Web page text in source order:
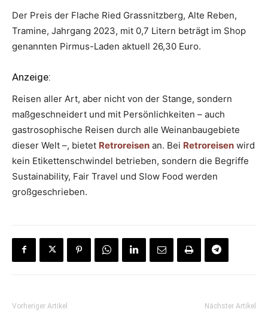
Der Preis der Flache Ried Grassnitzberg, Alte Reben,
Tramine, Jahrgang 2023, mit 0,7 Litern beträgt im Shop
genannten Pirmus-Laden aktuell 26,30 Euro.
Anzeige:
Reisen aller Art, aber nicht von der Stange, sondern
maßgeschneidert und mit Persönlichkeiten – auch
gastrosophische Reisen durch alle Weinanbaugebiete
dieser Welt –, bietet Retroreisen an. Bei Retroreisen wird
kein Etikettenschwindel betrieben, sondern die Begriffe
Sustainability, Fair Travel und Slow Food werden
großgeschrieben.
Vorheriger Artikel Nächster Artikel